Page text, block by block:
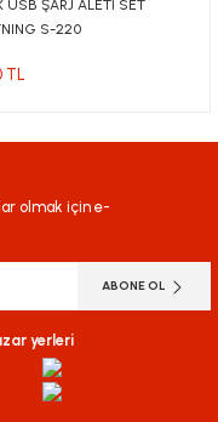
USB ŞARJ ALETİ SET
S-220
TL
olmak için e-
ABONE OL
yerleri